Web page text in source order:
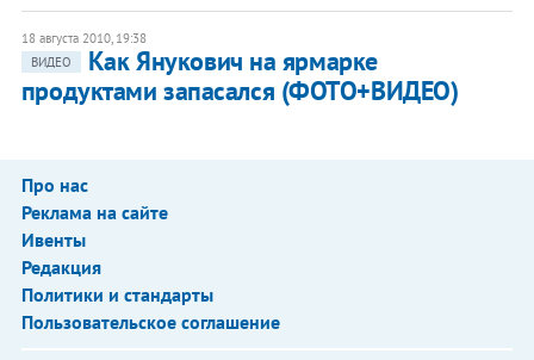
18 августа 2010, 19:38
ВИДЕО
Как Янукович на ярмарке
продуктами запасался (ФОТО+ВИДЕО)
Про нас
Реклама на сайте
Ивенты
Редакция
Политики и стандарты
Пользовательское соглашение